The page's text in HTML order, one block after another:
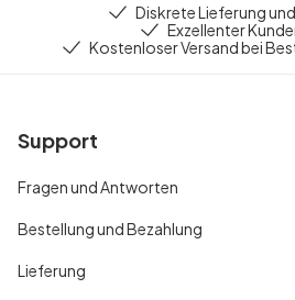
Diskrete Lieferung
Exzellenter
Kostenloser Versand bei
Support
Fragen und Antworten
Bestellung und Bezahlung
Lieferung